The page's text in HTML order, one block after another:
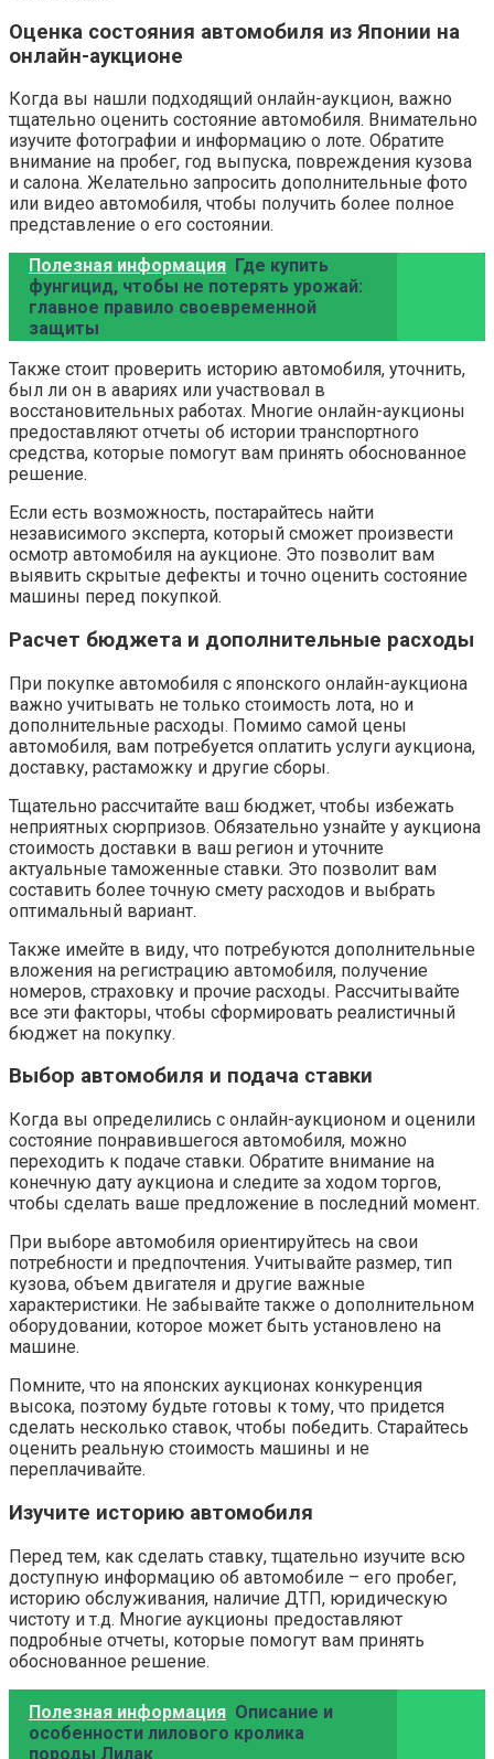
Оценка состояния автомобиля из Японии на
онлайн-аукционе
Когда вы нашли подходящий онлайн-аукцион, важно
тщательно оценить состояние автомобиля. Внимательно
изучите фотографии и информацию о лоте. Обратите
внимание на пробег, год выпуска, повреждения кузова
и салона. Желательно запросить дополнительные фото
или видео автомобиля, чтобы получить более полное
представление о его состоянии.
Полезная информация Где купить
фунгицид, чтобы не потерять урожай:
главное правило своевременной
защиты
Также стоит проверить историю автомобиля, уточнить,
был ли он в авариях или участвовал в
восстановительных работах. Многие онлайн-аукционы
предоставляют отчеты об истории транспортного
средства, которые помогут вам принять обоснованное
решение.
Если есть возможность, постарайтесь найти
независимого эксперта, который сможет произвести
осмотр автомобиля на аукционе. Это позволит вам
выявить скрытые дефекты и точно оценить состояние
машины перед покупкой.
Расчет бюджета и дополнительные расходы
При покупке автомобиля с японского онлайн-аукциона
важно учитывать не только стоимость лота, но и
дополнительные расходы. Помимо самой цены
автомобиля, вам потребуется оплатить услуги аукциона,
доставку, растаможку и другие сборы.
Тщательно рассчитайте ваш бюджет, чтобы избежать
неприятных сюрпризов. Обязательно узнайте у аукциона
стоимость доставки в ваш регион и уточните
актуальные таможенные ставки. Это позволит вам
составить более точную смету расходов и выбрать
оптимальный вариант.
Также имейте в виду, что потребуются дополнительные
вложения на регистрацию автомобиля, получение
номеров, страховку и прочие расходы. Рассчитывайте
все эти факторы, чтобы сформировать реалистичный
бюджет на покупку.
Выбор автомобиля и подача ставки
Когда вы определились с онлайн-аукционом и оценили
состояние понравившегося автомобиля, можно
переходить к подаче ставки. Обратите внимание на
конечную дату аукциона и следите за ходом торгов,
чтобы сделать ваше предложение в последний момент.
При выборе автомобиля ориентируйтесь на свои
потребности и предпочтения. Учитывайте размер, тип
кузова, объем двигателя и другие важные
характеристики. Не забывайте также о дополнительном
оборудовании, которое может быть установлено на
машине.
Помните, что на японских аукционах конкуренция
высока, поэтому будьте готовы к тому, что придется
сделать несколько ставок, чтобы победить. Старайтесь
оценить реальную стоимость машины и не
переплачивайте.
Изучите историю автомобиля
Перед тем, как сделать ставку, тщательно изучите всю
доступную информацию об автомобиле – его пробег,
историю обслуживания, наличие ДТП, юридическую
чистоту и т.д. Многие аукционы предоставляют
подробные отчеты, которые помогут вам принять
обоснованное решение.
Полезная информация Описание и
особенности лилового кролика
породы Лилак